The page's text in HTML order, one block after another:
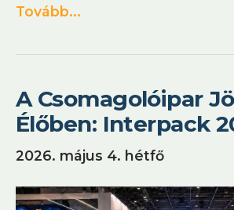
Tovább...
A Csomagolóipar
Élőben: Interpack
2026. május 4. hétfő